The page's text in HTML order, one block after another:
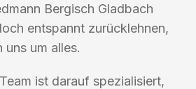
Bergisch Gladbach
entspannt zurücklehnen,
uns um alles.
ist darauf spezialisiert,